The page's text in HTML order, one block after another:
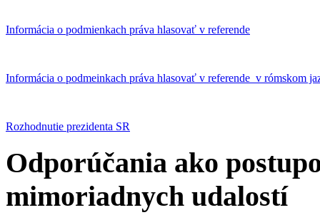
Informácia o podmienkach práva hlasovať v referende
Informácia o podmeinkach práva hlasovať v referende v rómskom
Rozhodnutie prezidenta SR
Odporúčania ako
mimoriadnych udalostí